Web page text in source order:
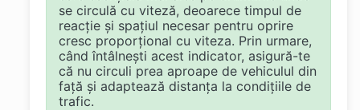
se circulă cu viteză, deoarece timpul de
reacție și spațiul necesar pentru oprire
cresc proporțional cu viteza. Prin urmare,
când întâlnești acest indicator, asigură-te
că nu circuli prea aproape de vehiculul din
față și adaptează distanța la condițiile de
trafic.